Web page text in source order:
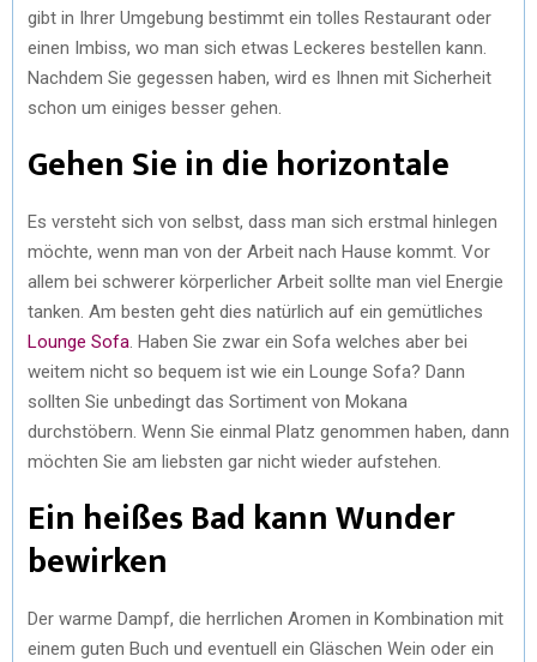
gibt in Ihrer Umgebung bestimmt ein tolles Restaurant oder
einen Imbiss, wo man sich etwas Leckeres bestellen kann.
Nachdem Sie gegessen haben, wird es Ihnen mit Sicherheit
schon um einiges besser gehen.
Gehen Sie in die horizontale
Es versteht sich von selbst, dass man sich erstmal hinlegen
möchte, wenn man von der Arbeit nach Hause kommt. Vor
allem bei schwerer körperlicher Arbeit sollte man viel Energie
tanken. Am besten geht dies natürlich auf ein gemütliches
Lounge Sofa . Haben Sie zwar ein Sofa welches aber bei
weitem nicht so bequem ist wie ein Lounge Sofa? Dann
sollten Sie unbedingt das Sortiment von Mokana
durchstöbern. Wenn Sie einmal Platz genommen haben, dann
möchten Sie am liebsten gar nicht wieder aufstehen.
Ein heißes Bad kann Wunder
bewirken
Der warme Dampf, die herrlichen Aromen in Kombination mit
einem guten Buch und eventuell ein Gläschen Wein oder ein